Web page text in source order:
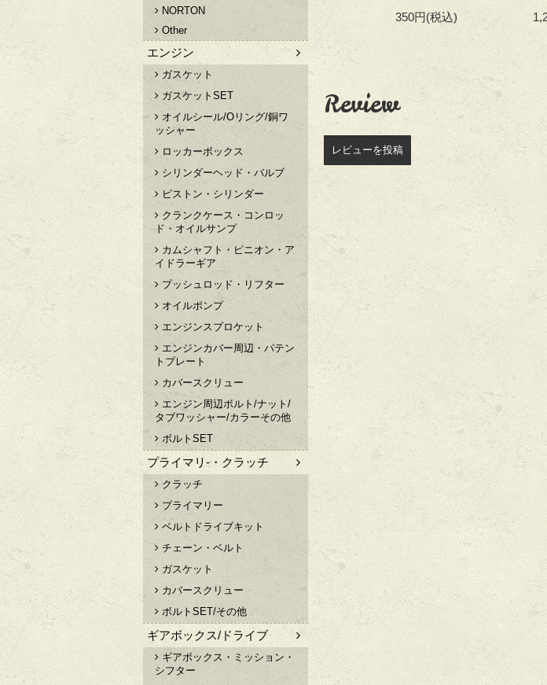
350円(税込)
Review
レビューを投稿
NORTON
Other
エンジン
ガスケット
ガスケットSET
オイルシール/Oリング/銅ワ
ッシャー
ロッカーボックス
シリンダーヘッド・バルブ
ピストン・シリンダー
クランクケース・コンロッ
ド・オイルサンプ
カムシャフト・ピニオン・ア
イドラーギア
プッシュロッド・リフター
オイルポンプ
エンジンスプロケット
エンジンカバー周辺・パテン
トプレート
カバースクリュー
エンジン周辺ボルト/ナット/
タブワッシャー/カラーその他
ボルトSET
プライマリ-・クラッチ
クラッチ
プライマリー
ベルトドライブキット
チェーン・ベルト
ガスケット
カバースクリュー
ボルトSET/その他
ギアボックス/ドライブ
ギアボックス・ミッション・
シフター